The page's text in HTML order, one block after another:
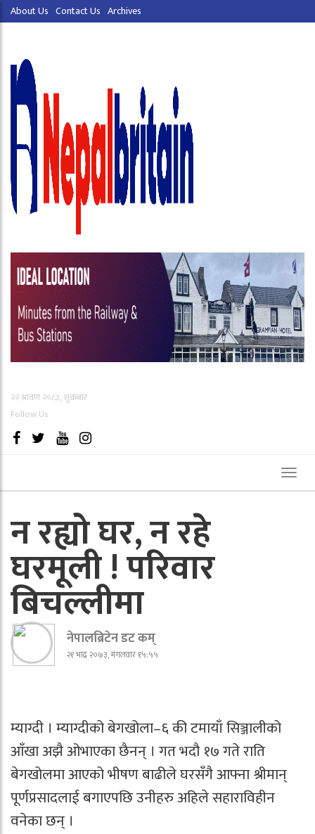
About Us Contact Us Archives
२२ श्रावण २०८३, शुक्रबार
Follow Us
न रह्यो घर, न रहे
घरमूली ! परिवार
बिचल्लीमा
नेपालब्रिटेन डट कम्
२१ भाद्र २०७३, मंगलवार १५:५५
म्याग्दी । म्याग्दीको बेगखोला–६ की टमायाँ सिञ्जालीको
आँखा अझै ओभाएका छैनन् । गत भदौ १७ गते राति
बेगखोलमा आएको भीषण बाढीले घरसँगै आफ्ना श्रीमान्
पूर्णप्रसादलाई बगाएपछि उनीहरु अहिले सहाराविहीन
वनेका छन् ।